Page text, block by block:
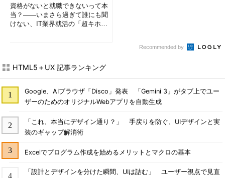
資格がないと就職できないって本
当？――いまさら過ぎて誰にも聞
けない、IT業界就活の「超キホ
Recommended by
HTML5＋UX 記事ランキング
Google、AIブラウザ「Disco」発表 「Gemini 3」がタブ上でユー
ザーのためのオリジナルWebアプリを自動生成
「これ、本当にデザイン通り？」 手戻りを防ぐ、UIデザインと実
装のギャップ解消術
Excelでプログラム作成を始めるメリットとマクロの基本
「設計とデザインを分けた瞬間、UIは詰む」 ユーザー視点で見直